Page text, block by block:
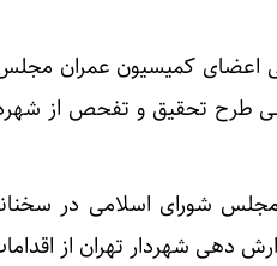
اعضای کمیسیون عمران مجلس
طرح تحقیق و تفحص از
شورای اسلامی در
دهی شهردار تهران از